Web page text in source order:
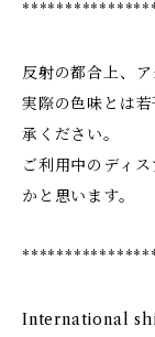
反射の都合上、
実際の色味とは
承ください。
ご利用中のディ
かと思います。
International